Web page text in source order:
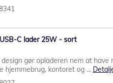
C lader 25W - sort
gør opladeren nem at have
hjemmebrug, kontoret og ...